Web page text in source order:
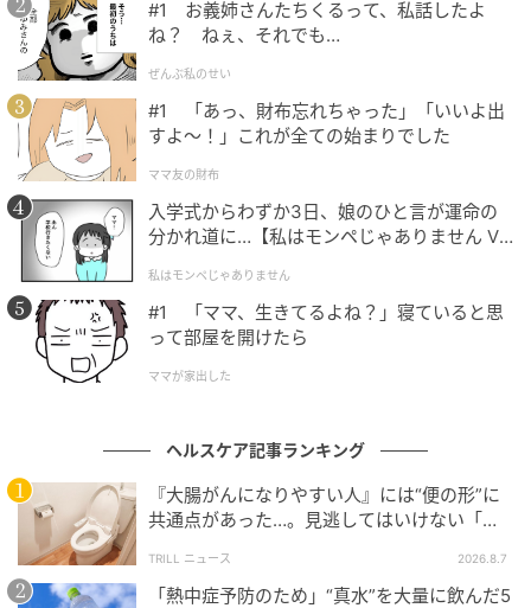
#1 お義姉さんたちくるって、私話したよ
ね？ ねぇ、それでも…
ぜんぶ私のせい
#1 「あっ、財布忘れちゃった」「いいよ出
すよ〜！」これが全ての始まりでした
ママ友の財布
入学式からわずか3日、娘のひと言が運命の
分かれ道に…【私はモンペじゃありません Vo
私はモンペじゃありません
#1 「ママ、生きてるよね？」寝ていると思
って部屋を開けたら
ママが家出した
ヘルスケア記事ランキング
『大腸がんになりやすい人』には“便の形”に
共通点があった…。見逃してはいけない「危
TRILL ニュース 2026.8.7
「熱中症予防のため」“真水”を大量に飲んだ5